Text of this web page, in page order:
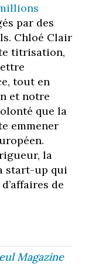
par des
Chloé Clair
titrisation,
tout en
et notre
que la
emmener
la
start-up qui
de
Magazine